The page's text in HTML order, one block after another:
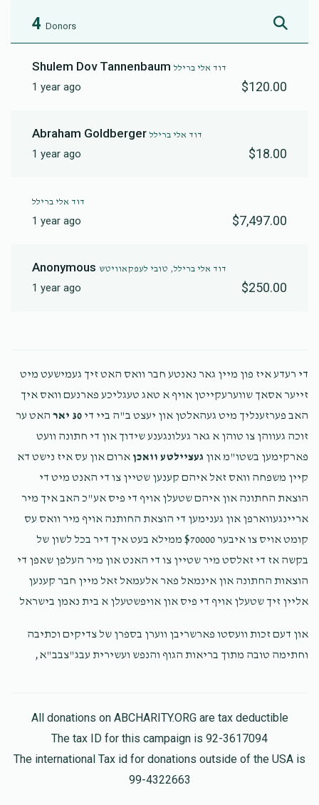
4 Donors
Shulem Dov Tannenbaum דוד אלי ברילל
1 year ago $120.00
Abraham Goldberger דוד אלי ברילל
1 year ago $18.00
דוד אלי ברילל
1 year ago $7,497.00
Anonymous דוד אלי ברילל, טובי לעפקאוויטש
1 year ago $250.00
די רעדע איז פון מיין גאר נאנטע חבר וואס האט זיך געמישעט מיט
זייער אסאך שווערעקייטן אויף א טאג טעגליכע פארנעם וואס איך
האב פערזענליך מיט געהאלטן און יעצט ב"ה ביי די 30 יאר
האט ער
זוכה געווהן צו טוהן א גאר געלונגענע שידוך און די חתונה וועט
פארקימען בשטו"מ און געציילטע וואכן ארום און עס איז נישט דא
קיין משפחה וואס זאל איהם קענען שטיין צו די האנט מיט די
הוצאת החתונה און איהם שטעלן אויף די פיס אע"כ האב איך מיר
אריינגעווארפן און גענימען די הוצאת החותנה אויף מיר וואס עס
קומט אויס צו איבער $70000 ממילא בעט איך דיר בכל לשון של
בקשה אז די זאלסט מיר שטיין צו די האנט און מיר העלפן שאפן די
הוצאות החתונה און אינמאל פאר אלעמאל זאל מיין חבר קענען
אליין זיך שטעלן אויף די פיס און אויפשטעלן א בית נאמן בישראל
און דעם זכות וועסטו פארשריבן ווערן בספרן של צדיקים וכתיבה
וחתימה טובה מתוך בריאות הגוף והנפש ועשירית עבג"צבב"א,
All donations on ABCHARITY.ORG are tax deductible
The tax ID for this campaign is 92-3617094
The international Tax id for donations outside of the USA is
99-4322663